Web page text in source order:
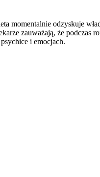
momentalnie odzyskuje
zauważają, że podczas
i emocjach.